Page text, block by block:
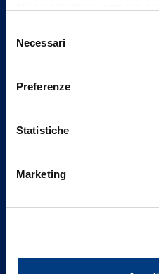
può trovare nel footer del
delNecessari
Preferenze
Statistiche
Marketing